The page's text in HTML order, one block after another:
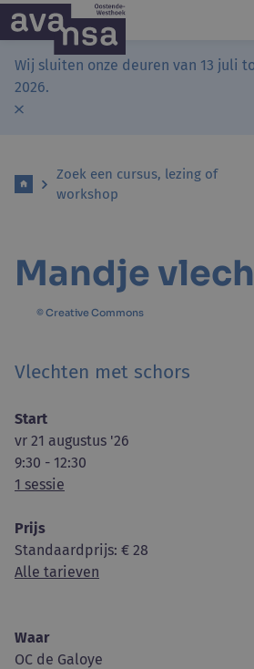
Wij sluiten onze deuren van 13 juli
2026.
Zoek een cursus, lezing of
workshop
Mandje
© Creative Commons
Vlechten met schors
Start
vr 21 augustus '26
9:30 - 12:30
1 sessie
Prijs
Standaardprijs: € 28
Alle tarieven
Waar
OC de Galoye